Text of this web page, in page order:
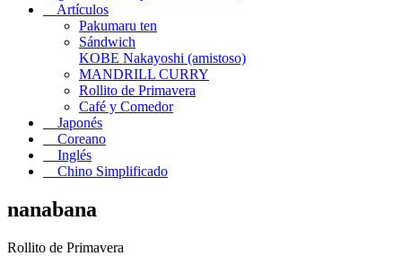
Artículos
Pakumaru ten
Sándwich
KOBE Nakayoshi (amistoso)
MANDRILL CURRY
Rollito de Primavera
Café y Comedor
Japonés
Coreano
Inglés
Chino Simplificado
nanabana
Rollito de Primavera